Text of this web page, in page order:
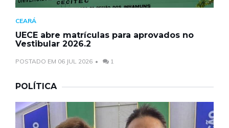
CEARÁ
UECE abre matrículas para aprovados no
Vestibular 2026.2
POSTADO EM 06 JUL 2026 1
POLÍTICA